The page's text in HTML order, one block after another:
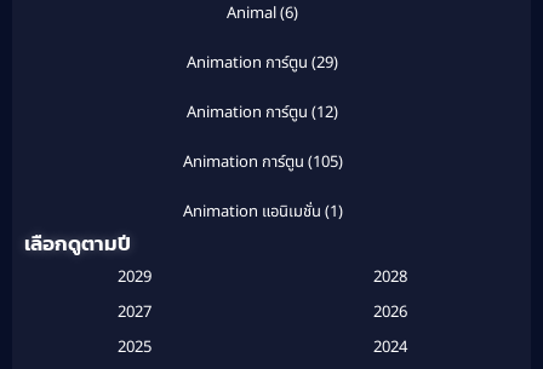
Animal(6)
Animation การ์ตูน (29)
Animation การ์ตูน (12)
Animation การ์ตูน (105)
Animation แอนิเมชั่น (1)
เลือกดูตามปี
2029
2028
2027
2026
2025
2024